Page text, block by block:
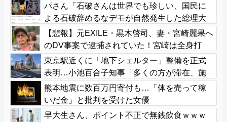
パさん「石破さんは世界でも珍しい、国民に
よる石破辞めるなデモが自然発生した総理大
臣です」
【悲報】元EXILE・黒木啓司、妻・宮崎麗果へ
のDV事案で逮捕されていた！宮崎は全身打
撲、頭部裂傷及び打撲、頸部損傷・・・
東京駅近くに「地下シェルター」整備を正式
表明…小池百合子知事「多くの方が滞在、施
設整備の効果高い」
熊本地震に数百万円寄付も…「体を売って稼
いだ金」と批判を受けた女優
早大生さん、ポイント不正で無銭飲食ｗｗｗ